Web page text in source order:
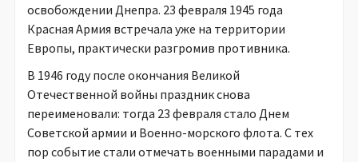
освобождении Днепра. 23 февраля 1945 года
Красная Армия встречала уже на территории
Европы, практически разгромив противника.
В 1946 году после окончания Великой
Отечественной войны праздник снова
переименовали: тогда 23 февраля стало Днем
Советской армии и Военно-морского флота. С тех
пор событие стали отмечать военными парадами и